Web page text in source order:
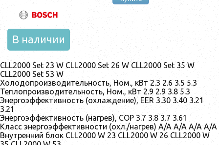
В наличии
CLL2000 Set 23 W CLL2000 Set 26 W CLL2000 Set 35 W
CLL2000 Set 53 W
Холодопроизводительность, Ном., кВт 2.3 2.6 3.5 5.3
Теплопроизводительность, Ном., кВт 2.9 2.9 3.8 5.3
Энергоэффективность (охлаждение), EER 3.30 3.40 3.21
3.21
Энергоэффективность (нагрев), COP 3.7 3.8 3.7 3.61
Класс энергоэффективности (охл./нагрев) A/A A/A A/A A/A
Внутренний блок CLL2000 W 23 CLL2000 W 26 CLL2000 W